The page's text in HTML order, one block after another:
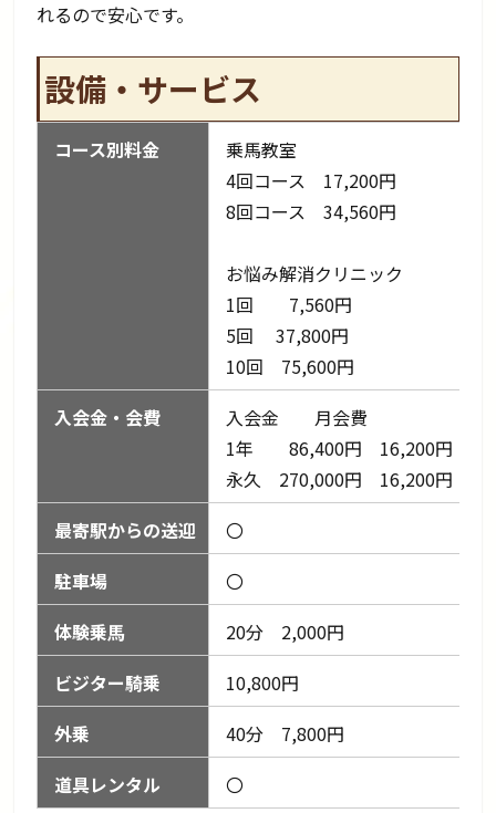
れるので安心です。
設備・サービス
コース別料金
乗馬教室
4回コース 17,200円
8回コース 34,560円
お悩み解消クリニック
1回 7,560円
5回 37,800円
10回 75,600円
入会金・会費
入会金 月会費
1年 86,400円 16,200円
永久 270,000円 16,200円
最寄駅からの送迎
〇
駐車場
〇
体験乗馬
20分 2,000円
ビジター騎乗
10,800円
外乗
40分 7,800円
道具レンタル
〇